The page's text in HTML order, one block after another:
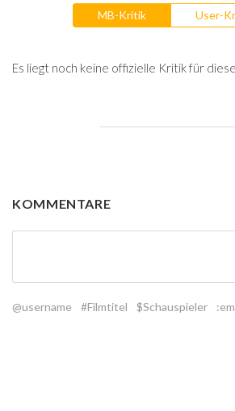
MB-Kritik User-
Es liegt noch keine offizielle Kritik für
KOMMENTARE
@username #Filmtitel $Schauspieler